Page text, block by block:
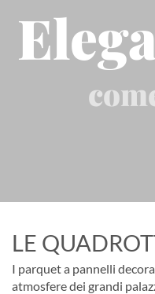
LE
I parquet a pannelli
atmosfere dei grandi